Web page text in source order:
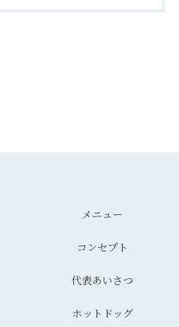
メニュー
コンセプト
代表あいさつ
ホットドッグ